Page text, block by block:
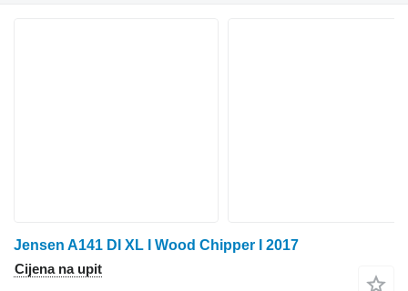
Jensen A141 DI XL I Wood Chipper I 2017
Cijena na upit